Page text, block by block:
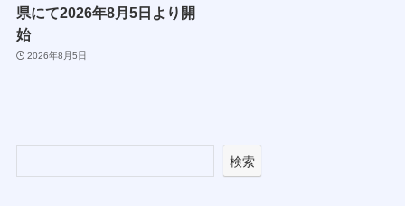
県にて2026年8月5日より開
始
2026年8月5日
検索